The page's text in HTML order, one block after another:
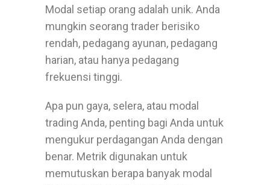
Modal setiap orang adalah unik. Anda
mungkin seorang trader berisiko
rendah, pedagang ayunan, pedagang
harian, atau hanya pedagang
frekuensi tinggi.
Apa pun gaya, selera, atau modal
trading Anda, penting bagi Anda untuk
mengukur perdagangan Anda dengan
benar. Metrik digunakan untuk
memutuskan berapa banyak modal